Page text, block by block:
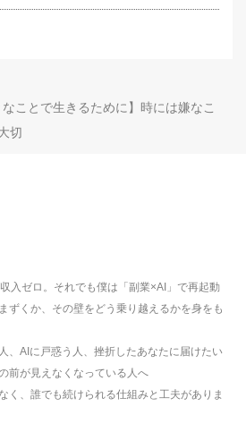
なことで生きるために】時には嫌なこ
切
入ゼロ。それでも僕は「副業×AI」で再起動
ずくか、その壁をどう乗り越えるかを身をも
、AIに戸惑う人、挫折したあなたに届けたい
前が見えなくなっている人へ
く、誰でも続けられる仕組みと工夫がありま